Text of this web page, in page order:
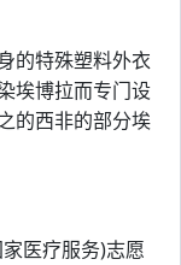
的特殊塑料外衣
埃博拉而专门设
的西非的部分埃
医疗服务)志愿